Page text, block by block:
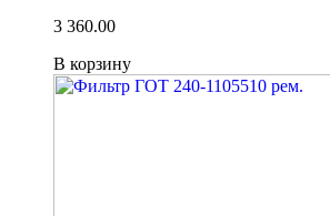
3 360.00
В корзину